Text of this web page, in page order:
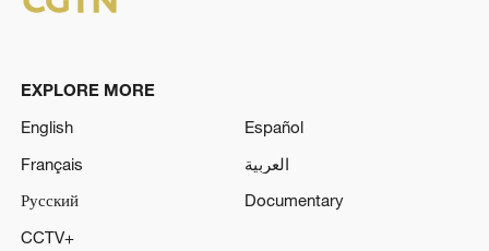
EXPLORE MORE
English
Español
Français
العربية
Русский
Documentary
CCTV+